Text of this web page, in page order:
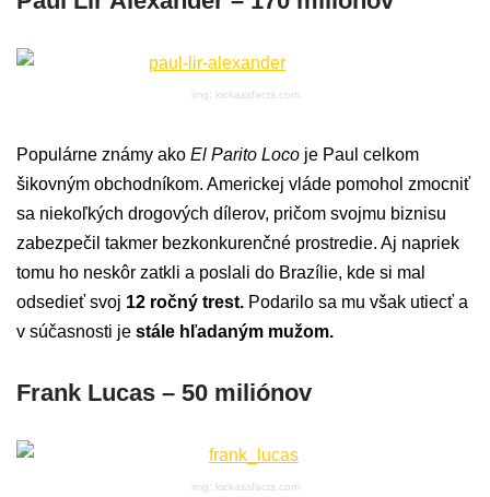
img: kickassfacts.com
Populárne známy ako El Parito Loco je Paul celkom
šikovným obchodníkom. Americkej vláde pomohol zmocniť
sa niekoľkých drogových dílerov, pričom svojmu biznisu
zabezpečil takmer bezkonkurenčné prostredie. Aj napriek
tomu ho neskôr zatkli a poslali do Brazílie, kde si mal
odsedieť svoj 12 ročný trest. Podarilo sa mu však utiecť a
v súčasnosti je stále hľadaným mužom.
Frank Lucas – 50 miliónov
img: kickassfacts.com